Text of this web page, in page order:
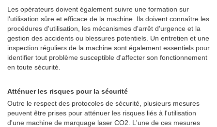
Les opérateurs doivent également suivre une formation sur
l'utilisation sûre et efficace de la machine. Ils doivent connaître les
procédures d'utilisation, les mécanismes d'arrêt d'urgence et la
gestion des accidents ou blessures potentiels. Un entretien et une
inspection réguliers de la machine sont également essentiels pour
identifier tout problème susceptible d'affecter son fonctionnement
en toute sécurité.
Atténuer les risques pour la sécurité
Outre le respect des protocoles de sécurité, plusieurs mesures
peuvent être prises pour atténuer les risques liés à l'utilisation
d'une machine de marquage laser CO2. L'une de ces mesures